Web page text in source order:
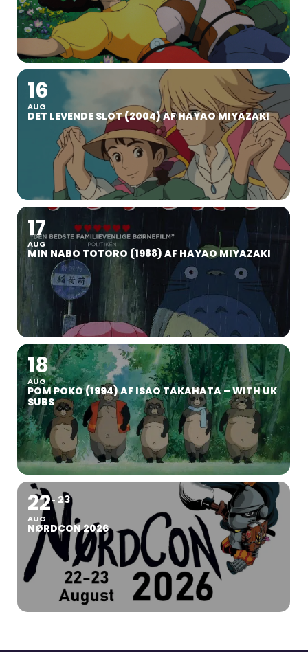
16
AUG
DET LEVENDE SLOT (2004) AF HAYAO MIYAZAKI
17
AUG
MIN NABO TOTORO (1988) AF HAYAO MIYAZAKI
18
AUG
POM POKO (1994) AF ISAO TAKAHATA – WITH UK
SUBS
22
AUG
23
NØRDCON 2026